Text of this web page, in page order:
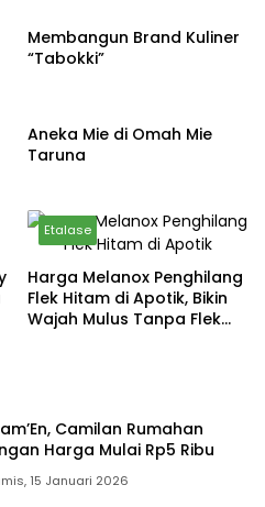
Membangun Brand Kuliner
“Tabokki”
Aneka Mie di Omah Mie
Taruna
Etalase
Harga Melanox Penghilang
Flek Hitam di Apotik, Bikin
Wajah Mulus Tanpa Flek
Camilan Rumahan
Harga Mulai Rp5 Ribu
15 Januari 2026